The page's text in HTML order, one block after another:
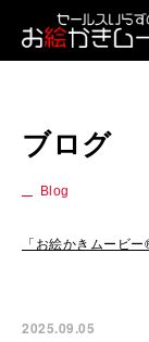
ブログ
Blog
「お絵かきムービ
2025.09.05